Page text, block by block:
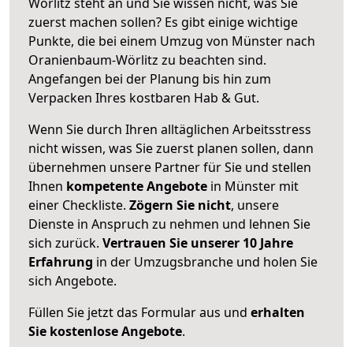
zuerst machen sollen? Es gibt einige wichtige
Punkte, die bei einem Umzug von Münster nach
Oranienbaum-Wörlitz zu beachten sind.
Angefangen bei der Planung bis hin zum
Verpacken Ihres kostbaren Hab & Gut.
Wenn Sie durch Ihren alltäglichen Arbeitsstress
nicht wissen, was Sie zuerst planen sollen, dann
übernehmen unsere Partner für Sie und stellen
Ihnen kompetente Angebote in Münster mit
einer Checkliste. Zögern Sie nicht, unsere
Dienste in Anspruch zu nehmen und lehnen Sie
sich zurück. Vertrauen Sie unserer 10 Jahre
Erfahrung in der Umzugsbranche und holen Sie
sich Angebote.
Füllen Sie jetzt das Formular aus und erhalten
Sie kostenlose Angebote.